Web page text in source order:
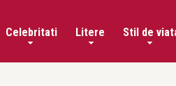
Celebritati Litere Stil de